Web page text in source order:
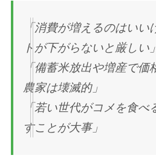
「消費が増えるのはいい
トが下がらないと厳しい」
「備蓄米放出や増産で価
農家は壊滅的」
「若い世代がコメを食べ
すことが大事」